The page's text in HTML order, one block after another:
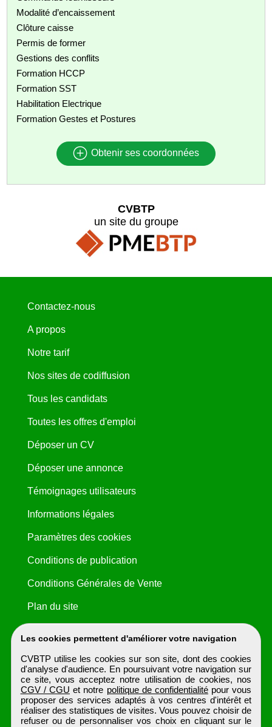
Modalité d’encaissement
Clôture caisse
Permis de former
Gestions des conflits
Formation HCCP
Formation SST
Habilitation Electrique
Formation Gestes et Postures
Obtenir ses coordonnées
Les cookies permettent d'améliorer votre navigation
CVBTP utilise les cookies sur son site, dont des cookies
d'analyse d'audience. En poursuivant votre navigation sur
ce site, vous acceptez notre utilisation de cookies, nos
CGV / CGU et notre politique de confidentialité pour vous
proposer des services adaptés à vos centres d'intérêt et
réaliser des statistiques de visites. Vous pouvez choisir de
refuser ou de personnaliser vos choix en cliquant sur le
CVBTP
un site du groupe
Contactez-nous
A propos
Notre tarif
Nos sites de codiffusion
Tous les candidats
Toutes les offres d'emploi
Déposer un CV
Déposer une annonce
Témoignages utilisateurs
Informations légales
Paramètres des cookies
Conditions de publication
Conditions Générales de Vente
Plan du site